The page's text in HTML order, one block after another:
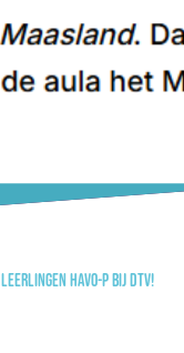
Leerlingen Havo-P bij DTV!